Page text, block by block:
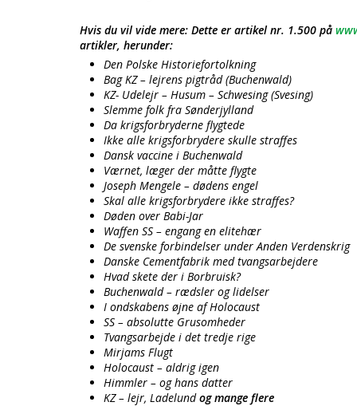
Hvis du vil vide mere: Dette er artikel nr. 1.500 på
artikler, herunder:
Den Polske Historiefortolkning
Bag KZ – lejrens pigtråd (Buchenwald)
KZ- Udelejr – Husum – Schwesing (Svesing)
Slemme folk fra Sønderjylland
Da krigsforbryderne flygtede
Ikke alle krigsforbrydere skulle straffes
Dansk vaccine i Buchenwald
Værnet, læger der måtte flygte
Joseph Mengele – dødens engel
Skal alle krigsforbrydere ikke straffes?
Døden over Babi-Jar
Waffen SS – engang en elitehær
De svenske forbindelser under Anden Verdenskrig
Danske Cementfabrik med tvangsarbejdere
Hvad skete der i Borbruisk?
Buchenwald – rædsler og lidelser
I ondskabens øjne af Holocaust
SS – absolutte Grusomheder
Tvangsarbejde i det tredje rige
Mirjams Flugt
Holocaust – aldrig igen
Himmler – og hans datter
KZ – lejr, Ladelundog mange flere